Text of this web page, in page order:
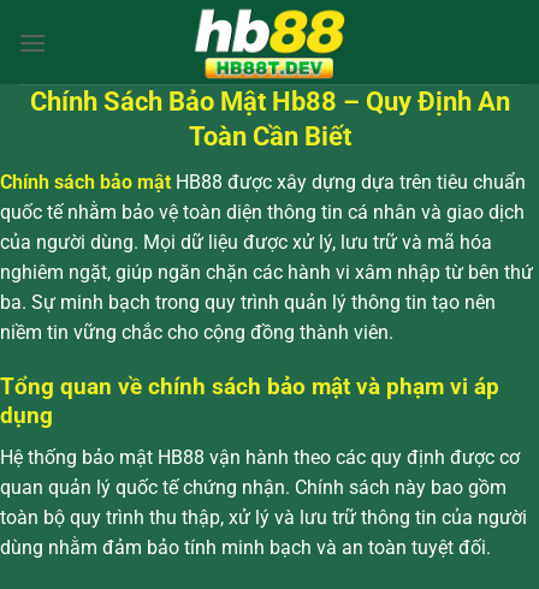
đến
dungChính Sách Bảo Mật Hb88 – Quy Định An
Toàn Cần Biết
Chính sách bảo mật HB88 được xây dựng dựa trên tiêu chuẩn
quốc tế nhằm bảo vệ toàn diện thông tin cá nhân và giao dịch
của người dùng. Mọi dữ liệu được xử lý, lưu trữ và mã hóa
nghiêm ngặt, giúp ngăn chặn các hành vi xâm nhập từ bên thứ
ba. Sự minh bạch trong quy trình quản lý thông tin tạo nên
niềm tin vững chắc cho cộng đồng thành viên.
Tổng quan về chính sách bảo mật và phạm vi áp
dụng
Hệ thống bảo mật HB88 vận hành theo các quy định được cơ
quan quản lý quốc tế chứng nhận. Chính sách này bao gồm
toàn bộ quy trình thu thập, xử lý và lưu trữ thông tin của người
dùng nhằm đảm bảo tính minh bạch và an toàn tuyệt đối.